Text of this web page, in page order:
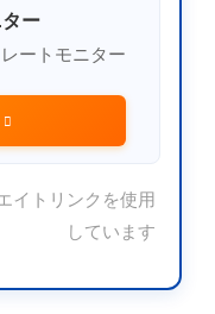
ー
ートモニター
イトリンクを使用
しています